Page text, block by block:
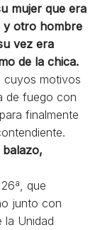
mujer que era
y otro hombre
vez era
de la chica.
cuyos motivos
de fuego con
finalmente
que
junto con
la Unidad